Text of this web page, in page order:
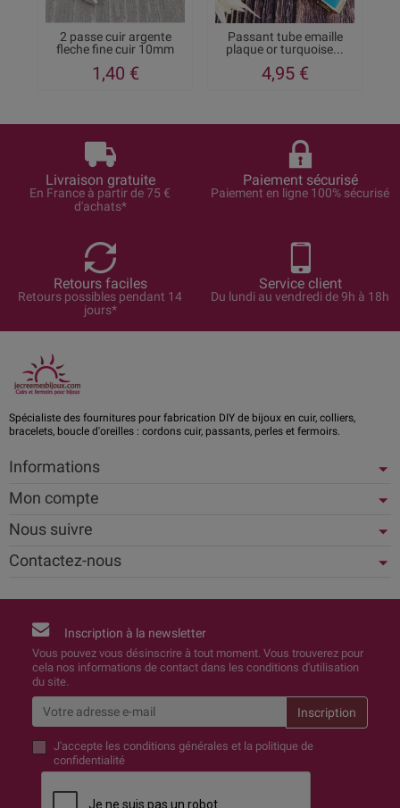
2 passe cuir argente
fleche fine cuir 10mm
1,40 €
Passant tube emaille
plaque or turquoise...
4,95 €
Livraison gratuite
En France à partir de 75 €
d'achats*
Paiement sécurisé
Paiement en ligne 100% sécurisé
Retours faciles
Retours possibles pendant 14
jours*
Service client
Du lundi au vendredi de 9h à 18h
Spécialiste des fournitures pour fabrication DIY de bijoux en cuir, colliers,
bracelets, boucle d'oreilles : cordons cuir, passants, perles et fermoirs.
Informations
Mon compte
Nous suivre
Contactez-nous
Inscription à la newsletter
Vous pouvez vous désinscrire à tout moment. Vous trouverez pour
cela nos informations de contact dans les conditions d'utilisation
du site.
J'accepte les conditions générales et la politique de
confidentialité